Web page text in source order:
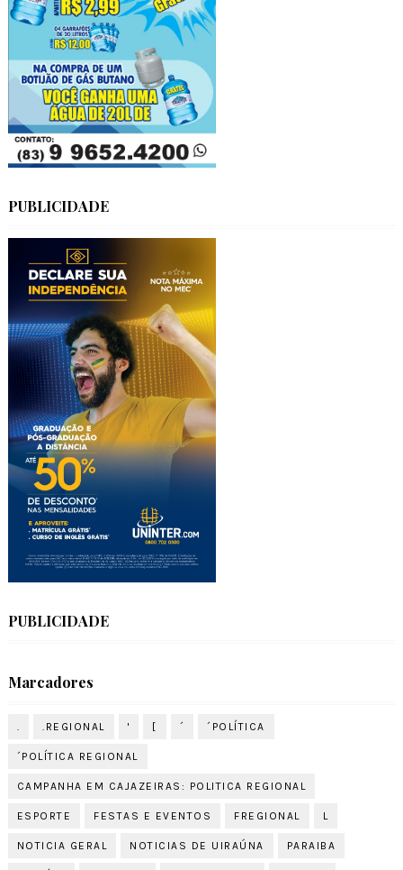
PUBLICIDADE
PUBLICIDADE
Marcadores
. .REGIONAL ' [ ´ ´POLÍTICA
´POLÍTICA REGIONAL
CAMPANHA EM CAJAZEIRAS: POLITICA REGIONAL
ESPORTE FESTAS E EVENTOS FREGIONAL L
NOTICIA GERAL NOTICIAS DE UIRAÚNA PARAIBA